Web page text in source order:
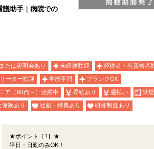
助手｜病院での
たは説明会あり 未経験歓迎
経験者・有資格者
ーター歓迎 学歴不問
ブランクOK
ア（60代～）活躍中 昇給あり 週払い
禁
保険あり 社割・特典あり 研修制度あり
★ポイント［1］★
平日・日勤のみOK！